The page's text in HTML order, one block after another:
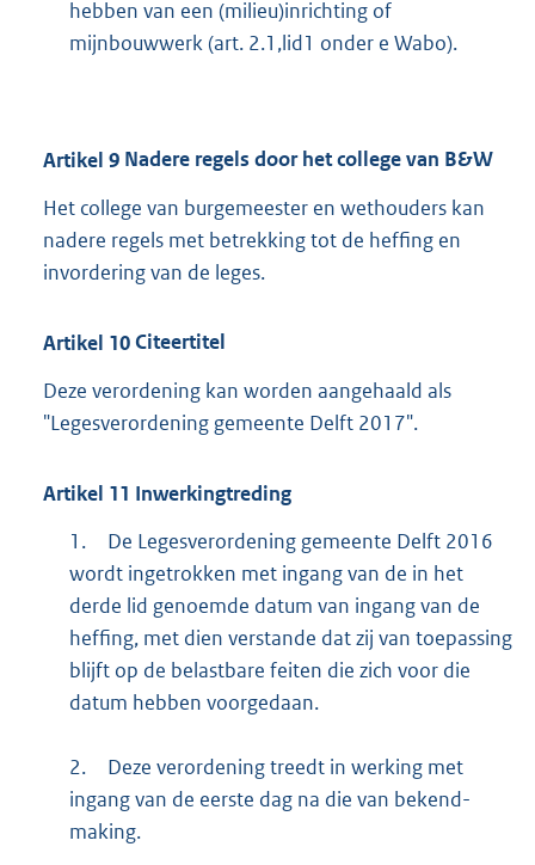
hebben van een (milieu)inrichting of
mijnbouwwerk (art. 2.1,lid1 onder e Wabo).
Artikel 9 Nadere regels door het college van B&W
Het college van burgemeester en wethouders kan
nadere regels met betrekking tot de heffing en
invordering van de leges.
Artikel 10Citeertitel
Deze verordening kan worden aangehaald als
"Legesverordening gemeente Delft 2017".
Artikel 11 Inwerkingtreding
1.
De Legesverordening gemeente Delft 2016
wordt ingetrokken met ingang van de in het
derde lid genoemde datum van ingang van de
heffing, met dien verstande dat zij van toepassing
blijft op de belastbare feiten die zich voor die
datum hebben voorgedaan.
2.
Deze verordening treedt in werking met
ingang van de eerste dag na die van bekend­
making.